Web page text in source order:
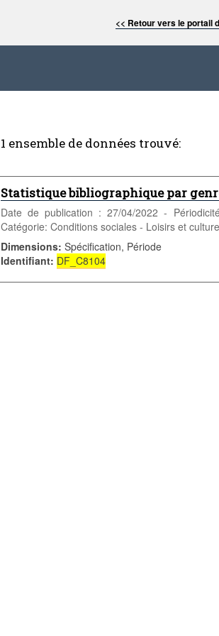
<< Retour vers le portail
1 ensemble de données trouvé:
Statistique bibliographique par
Date de publication : 27/04/2022 -
Catégorie: Conditions sociales - Loisirs et
Dimensions: Spécification, Période
Identifiant: DF_C8104